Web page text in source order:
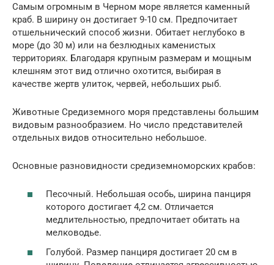
Самым огромным в Черном море является каменный
краб. В ширину он достигает 9-10 см. Предпочитает
отшельнический способ жизни. Обитает неглубоко в
море (до 30 м) или на безлюдных каменистых
территориях. Благодаря крупным размерам и мощным
клешням этот вид отлично охотится, выбирая в
качестве жертв улиток, червей, небольших рыб.
Животные Средиземного моря представлены большим
видовым разнообразием. Но число представителей
отдельных видов относительно небольшое.
Основные разновидности средиземноморских крабов:
Песочный. Небольшая особь, ширина панциря
которого достигает 4,2 см. Отличается
медлительностью, предпочитает обитать на
мелководье.
Голубой. Размер панциря достигает 20 см в